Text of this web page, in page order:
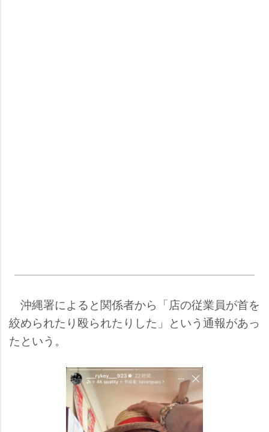
沖縄署によると関係者から「店の従業員が首を
絞められたり殴られたりした」という通報があっ
たという。